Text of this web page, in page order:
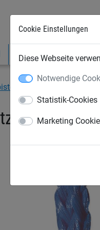
Cookie Einstellungen
Diese Webseite
Notwendige
Statistik-Cookies
Marketing
EXPRESS-SHOP
aus